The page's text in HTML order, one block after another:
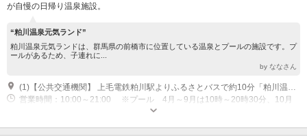
が自慢の日帰り温泉施設。
“粕川温泉元気ランド”
粕川温泉元気ランドは、群馬県の前橋市に位置している温泉とプールの施設です。プ
ールがあるため、子連れに...
by ななさん
(1)【公共交通機関】 上毛電鉄粕川駅よりふるさとバスで約10分「粕川温泉元気ランド」下車 【車】 北関東自動車道伊勢崎I.Cから約25分 関越自動車道前橋I.Cから約40分
営業時間：10:00～21:00 ※プール 4月～9月は10時～20時30分、10月
～3月は11：00～17：00まで 休館：第2木曜日